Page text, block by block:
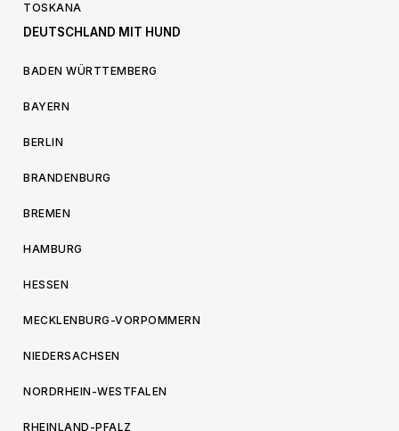
TOSKANA
DEUTSCHLAND MIT HUND
BADEN WÜRTTEMBERG
BAYERN
BERLIN
BRANDENBURG
BREMEN
HAMBURG
HESSEN
MECKLENBURG-VORPOMMERN
NIEDERSACHSEN
NORDRHEIN-WESTFALEN
RHEINLAND-PFALZ